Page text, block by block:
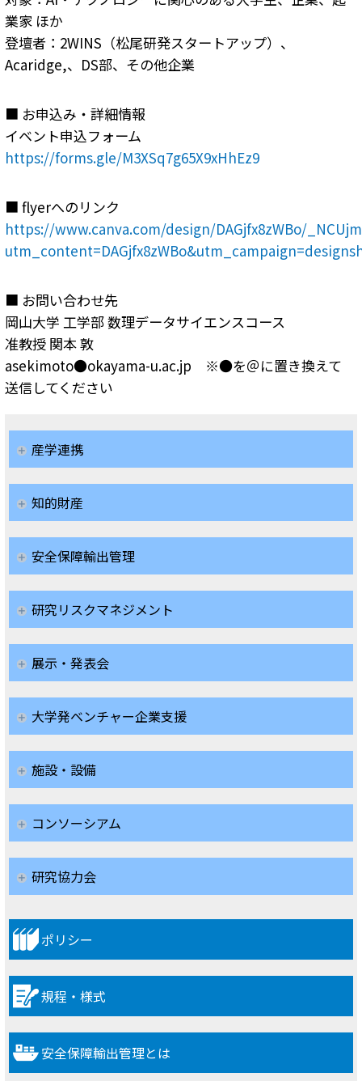
業家 ほか
登壇者：2WINS（松尾研発スタートアップ）、
Acaridge,、DS部、その他企業
■ お申込み・詳細情報
イベント申込フォーム
https://forms.gle/M3XSq7g65X9xHhEz9
■ flyerへのリンク
https://www.canva.com/design/DAGjfx8zWBo/
■ お問い合わせ先
岡山大学 工学部 数理データサイエンスコース
准教授 関本 敦
asekimoto●okayama-u.ac.jp ※●を＠に置き換えて
送信してください
産学連携
知的財産
安全保障輸出管理
研究リスクマネジメント
展示・発表会
大学発ベンチャー企業支援
施設・設備
コンソーシアム
研究協力会
ポリシー
規程・様式
安全保障輸出管理とは